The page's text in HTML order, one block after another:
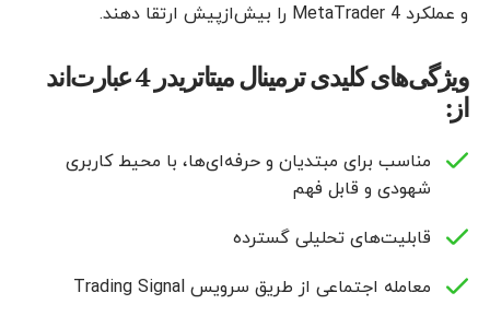
و عملکرد MetaTrader 4 را بیش‌ازپیش ارتقا دهند.
ویژگی‌های کلیدی ترمینال میتاتریدر 4 عبارت‌اند
از:
مناسب برای مبتدیان و حرفه‌ای‌ها، با محیط کاربری
شهودی و قابل فهم
قابلیت‌های تحلیلی گسترده
معامله اجتماعی از طریق سرویس Trading Signal